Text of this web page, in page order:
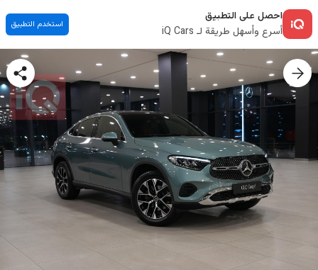
احصل على التطبيق
أسرع وأسهل طريقة لـ iQ Cars
استخدم التطبيق